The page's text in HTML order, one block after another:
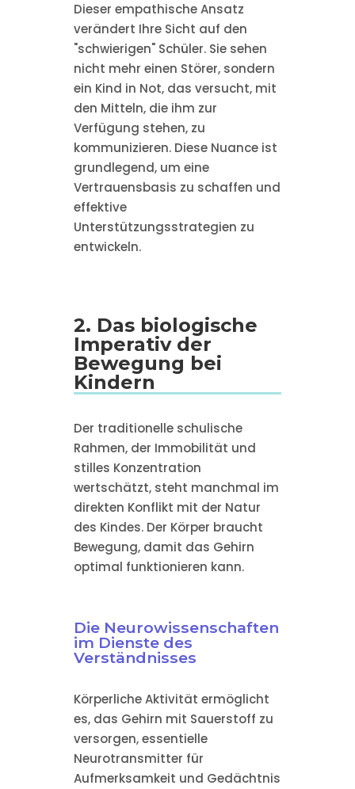
Dieser empathische Ansatz
verändert Ihre Sicht auf den
"schwierigen" Schüler. Sie sehen
nicht mehr einen Störer, sondern
ein Kind in Not, das versucht, mit
den Mitteln, die ihm zur
Verfügung stehen, zu
kommunizieren. Diese Nuance ist
grundlegend, um eine
Vertrauensbasis zu schaffen und
effektive
Unterstützungsstrategien zu
entwickeln.
2. Das biologische
Imperativ der
Bewegung bei
Kindern
Der traditionelle schulische
Rahmen, der Immobilität und
stilles Konzentration
wertschätzt, steht manchmal im
direkten Konflikt mit der Natur
des Kindes. Der Körper braucht
Bewegung, damit das Gehirn
optimal funktionieren kann.
Die Neurowissenschaften
im Dienste des
Verständnisses
Körperliche Aktivität ermöglicht
es, das Gehirn mit Sauerstoff zu
versorgen, essentielle
Neurotransmitter für
Aufmerksamkeit und Gedächtnis